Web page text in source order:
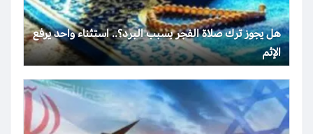
هل يجوز ترك صلاة الفجر بسبب البرد؟.. استثناء واحد يرفع
الإثم